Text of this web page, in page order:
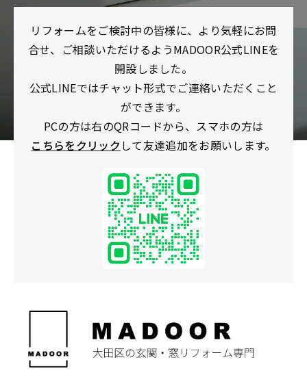
リフォームをご検討中の皆様に、より気軽にお問
合せ、ご相談いただけるようMADOOR公式LINEを
開設しました。
公式LINEではチャット形式でご連絡いただくこと
ができます。
PCの方は右のQRコードから、スマホの方は
こちらをクリック して友達追加をお願いします。